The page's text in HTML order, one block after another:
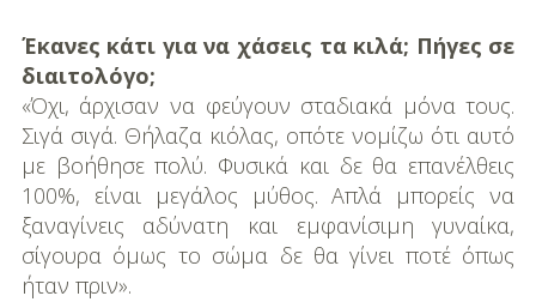
Έκανες κάτι για να χάσεις τα κιλά; Πήγες σε
διαιτολόγο;
«Όχι, άρχισαν να φεύγουν σταδιακά μόνα τους.
Σιγά σιγά. Θήλαζα κιόλας, οπότε νομίζω ότι αυτό
με βοήθησε πολύ. Φυσικά και δε θα επανέλθεις
100%, είναι μεγάλος μύθος. Απλά μπορείς να
ξαναγίνεις αδύνατη και εμφανίσιμη γυναίκα,
σίγουρα όμως το σώμα δε θα γίνει ποτέ όπως
ήταν πριν».